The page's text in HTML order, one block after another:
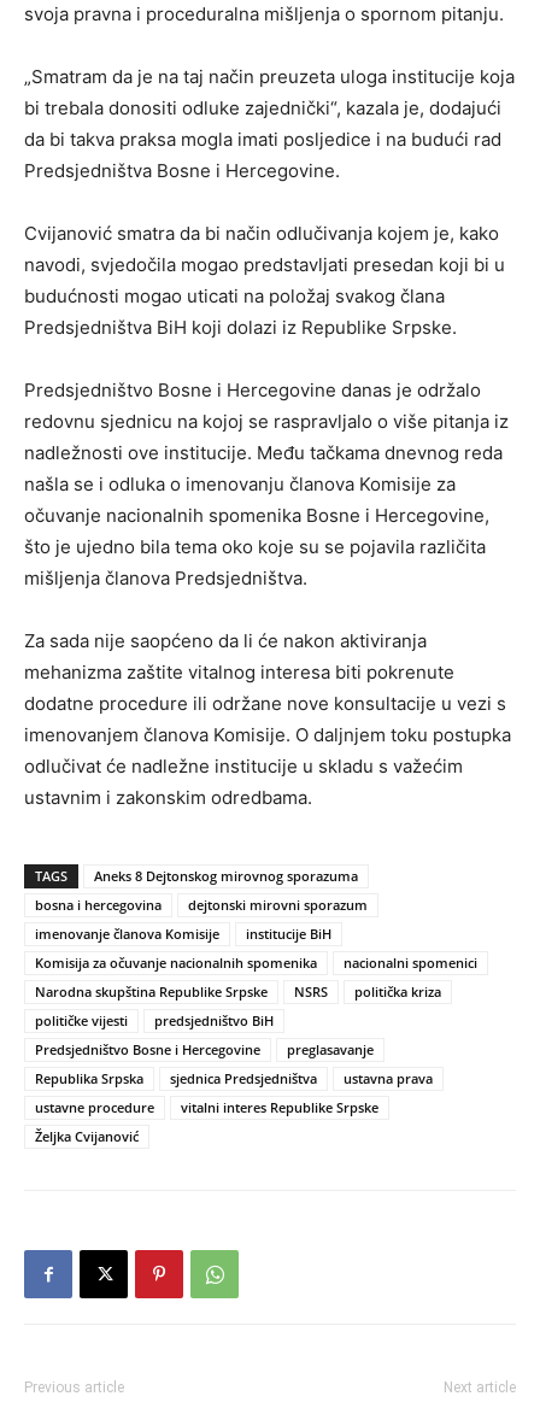
svoja pravna i proceduralna mišljenja o spornom pitanju.
„Smatram da je na taj način preuzeta uloga institucije koja
bi trebala donositi odluke zajednički“, kazala je, dodajući
da bi takva praksa mogla imati posljedice i na budući rad
Predsjedništva Bosne i Hercegovine.
Cvijanović smatra da bi način odlučivanja kojem je, kako
navodi, svjedočila mogao predstavljati presedan koji bi u
budućnosti mogao uticati na položaj svakog člana
Predsjedništva BiH koji dolazi iz Republike Srpske.
Predsjedništvo Bosne i Hercegovine danas je održalo
redovnu sjednicu na kojoj se raspravljalo o više pitanja iz
nadležnosti ove institucije. Među tačkama dnevnog reda
našla se i odluka o imenovanju članova Komisije za
očuvanje nacionalnih spomenika Bosne i Hercegovine,
što je ujedno bila tema oko koje su se pojavila različita
mišljenja članova Predsjedništva.
Za sada nije saopćeno da li će nakon aktiviranja
mehanizma zaštite vitalnog interesa biti pokrenute
dodatne procedure ili održane nove konsultacije u vezi s
imenovanjem članova Komisije. O daljnjem toku postupka
odlučivat će nadležne institucije u skladu s važećim
ustavnim i zakonskim odredbama.
TAGS
Aneks 8 Dejtonskog mirovnog sporazuma
bosna i hercegovina
dejtonski mirovni sporazum
imenovanje članova Komisije
institucije BiH
Komisija za očuvanje nacionalnih spomenika
nacionalni spomenici
Narodna skupština Republike Srpske
NSRS
politička kriza
političke vijesti
predsjedništvo BiH
Predsjedništvo Bosne i Hercegovine
preglasavanje
Republika Srpska
sjednica Predsjedništva
ustavna prava
ustavne procedure
vitalni interes Republike Srpske
Željka Cvijanović
Previous article Next article